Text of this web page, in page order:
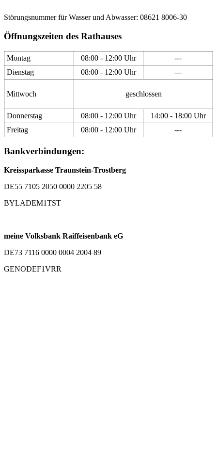
Störungsnummer für Wasser und Abwasser: 08621 8006-30
Öffnungszeiten des Rathauses
Montag 08:00 - 12:00 Uhr
---
Dienstag
08:00 - 12:00 Uhr ---
Mittwoch geschlossen
Donnerstag 08:00 - 12:00 Uhr
14:00 - 18:00 Uhr
Freitag
08:00 - 12:00 Uhr ---
Bankverbindungen:
Kreissparkasse Traunstein-Trostberg
DE55 7105 2050 0000 2205 58
BYLADEM1TST
meine Volksbank Raiffeisenbank eG
DE73 7116 0000 0004 2004 89
GENODEF1VRR